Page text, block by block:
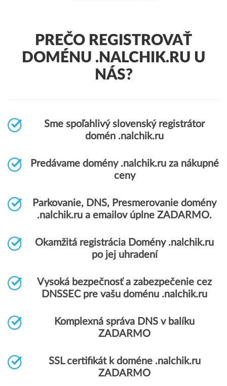
PREČO REGISTROVAŤ
DOMÉNU .NALCHIK.RU U
NÁS?
Sme spoľahlivý slovenský registrátor
domén .nalchik.ru
Predávame domény .nalchik.ru za nákupné
ceny
Parkovanie, DNS, Presmerovanie domény
.nalchik.ru a emailov úplne ZADARMO.
Okamžitá registrácia Domény .nalchik.ru
po jej uhradení
Vysoká bezpečnosť a zabezpečenie cez
DNSSEC pre vašu doménu .nalchik.ru
Komplexná správa DNS v balíku
ZADARMO
SSL certifikát k doméne .nalchik.ru
ZADARMO